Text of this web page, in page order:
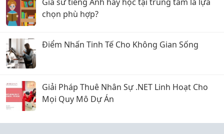
chọn phù hợp?
Điểm Nhấn Tinh Tế Cho Không Gian Sống
Giải Pháp Thuê Nhân Sự .NET Linh Hoạt Cho
Mọi Quy Mô Dự Án